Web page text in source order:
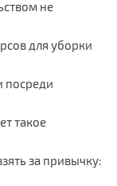
не
для уборки
посреди
такое
за привычку: